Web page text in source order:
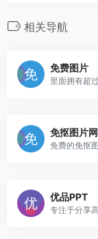
相关导航
免费图片
免抠图片网
优品PPT